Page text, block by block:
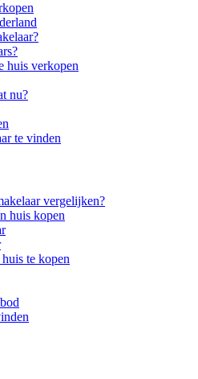
huis verkopen
nu?
te vinden
vergelijken?
huis kopen
te kopen